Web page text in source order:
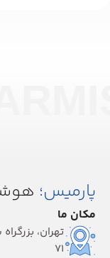
پارمیس؛
مکان ما
تهران،
۷۱